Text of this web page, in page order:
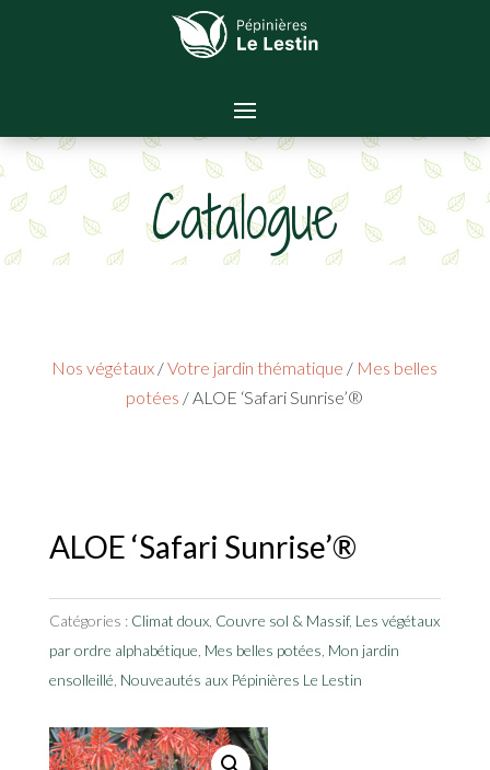
Catalogue
Nos végétaux /Votre jardin thématique / Mes belles
potées / ALOE ‘Safari Sunrise’®
ALOE ‘Safari Sunrise’®
Catégories : Climat doux, Couvre sol & Massif, Les végétaux
par ordre alphabétique Mes belles potées Mon jardin
ensolleillé Nouveautés aux Pépinières Le Lestin